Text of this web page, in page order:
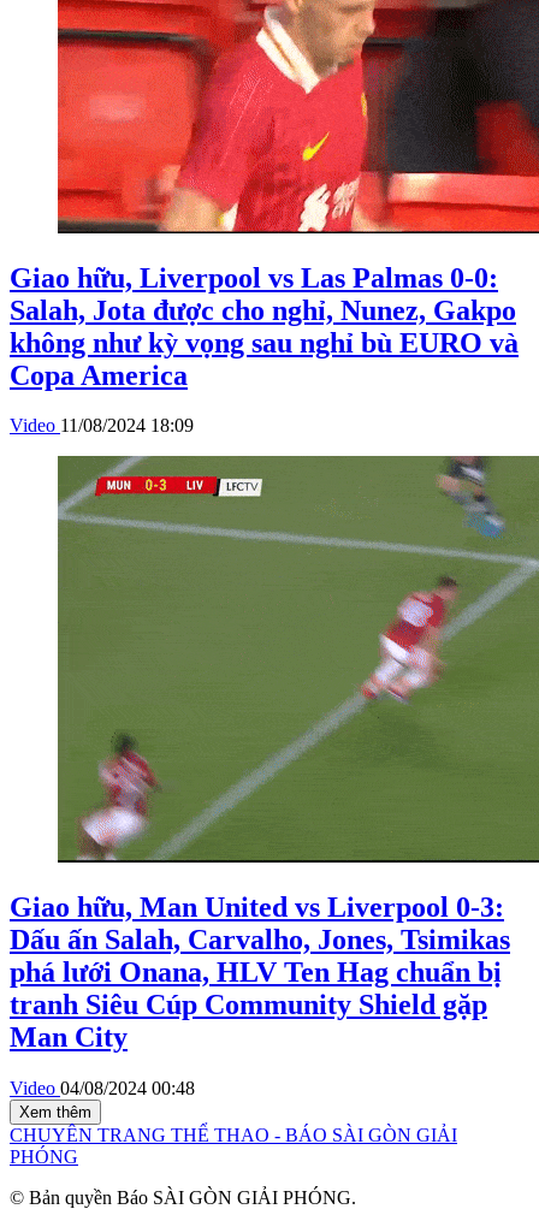
Giao hữu, Liverpool vs Las Palmas 0-0:
Salah, Jota được cho nghỉ, Nunez, Gakpo
không như kỳ vọng sau nghỉ bù EURO và
Copa America
Video 11/08/2024 18:09
Giao hữu, Man United vs Liverpool 0-3:
Dấu ấn Salah, Carvalho, Jones, Tsimikas
phá lưới Onana, HLV Ten Hag chuẩn bị
tranh Siêu Cúp Community Shield gặp
Man City
Video 04/08/2024 00:48
Xem thêm
CHUYÊN TRANG THỂ THAO - BÁO SÀI GÒN GIẢI
PHÓNG
© Bản quyền Báo SÀI GÒN GIẢI PHÓNG.